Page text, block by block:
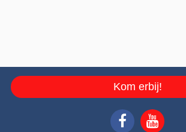
Kom erbij!